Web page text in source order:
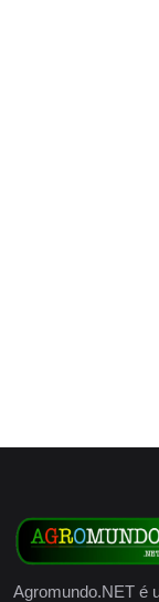
Agromundo.NET é